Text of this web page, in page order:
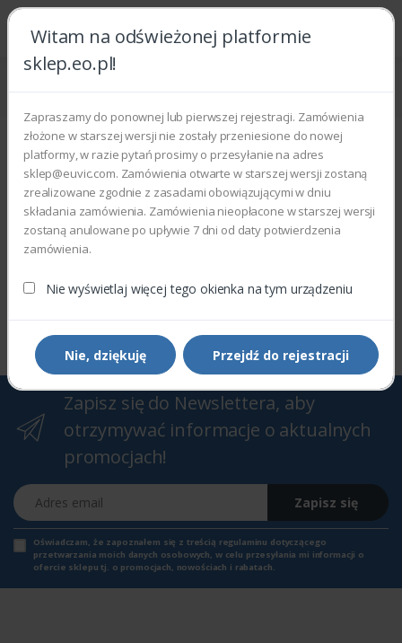
Witam na odświeżonej platformie
sklep.eo.pl!
Zapraszamy do ponownej lub pierwszej rejestracji. Zamówienia
złożone w starszej wersji nie zostały przeniesione do nowej
platformy, w razie pytań prosimy o przesyłanie na adres
sklep@euvic.com. Zamówienia otwarte w starszej wersji zostaną
zrealizowane zgodnie z zasadami obowiązującymi w dniu
składania zamówienia. Zamówienia nieopłacone w starszej wersji
zostaną anulowane po upływie 7 dni od daty potwierdzenia
zamówienia.
Nie wyświetlaj więcej tego okienka na tym urządzeniu
Nie, dziękuję Przejdź do rejestracji
Strona główna Akcesoria i materiały eksploatacyjne
Atramenty
Wyświetlono 0–0 z 0 wyników
Filtry Sortowanie domyślne
Wyświetlono 0–0 z 0 wyników
Zapisz się do Newslettera, aby
otrzymywać informacje o aktualnych
promocjach!
Adres email
Zapisz się
Oświadczam, że zapoznałem się z treścią regulaminu dotyczącego
przetwarzania moich danych osobowych, w celu przesyłania mi informacji o
ofercie sklepu tj. o promocjach, nowościach i rabatach.